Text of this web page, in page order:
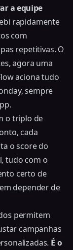
a equipe
rapidamente
com
repetitivas. O
agora uma
aciona tudo
sempre
o triplo de
cada
o score do
tudo com o
certo de
depender de
permitem
campanhas
É o